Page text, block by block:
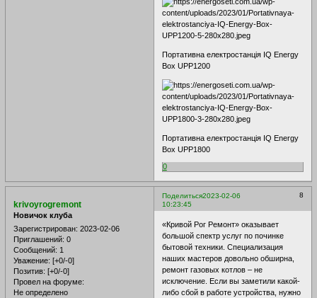
Портативна електростанція IQ Energy
Box UPP1200
Портативна електростанція IQ Energy
Box UPP1800
0
Поделиться 8
2023-02-06
10:23:45
krivoyrogremont
Новичок клуба
Зарегистрирован: 2023-02-06
Приглашений: 0
Сообщений: 1
Уважение: [+0/-0]
Позитив: [+0/-0]
Провел на форуме:
Не определено
«Кривой Рог Ремонт» оказывает
большой спектр услуг по починке
бытовой техники. Специализация
наших мастеров довольно обширна,
ремонт газовых котлов – не
исключение. Если вы заметили какой-
либо сбой в работе устройства, нужно